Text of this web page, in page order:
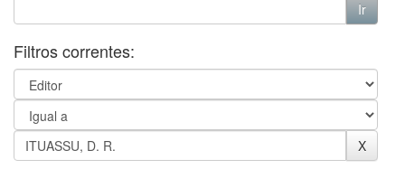
Filtros correntes: